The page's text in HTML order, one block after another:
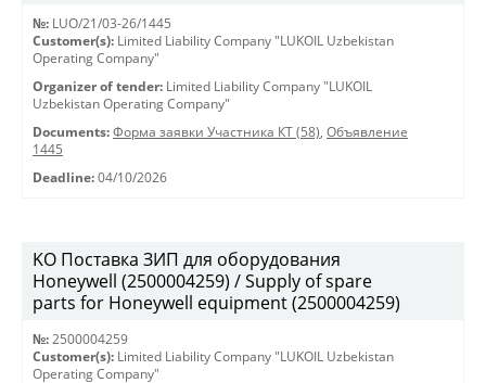
№: LUO/21/03-26/1445
Customer(s): Limited Liability Company "LUKOIL Uzbekistan
Operating Company"
Organizer of tender: Limited Liability Company "LUKOIL
Uzbekistan Operating Company"
Documents: Форма заявки Участника КТ (58), Объявление
1445
Deadline: 04/10/2026
KO Поставка ЗИП для оборудования
Honeywell (2500004259) / Supply of spare
parts for Honeywell equipment (2500004259)
№: 2500004259
Customer(s): Limited Liability Company "LUKOIL Uzbekistan
Operating Company"